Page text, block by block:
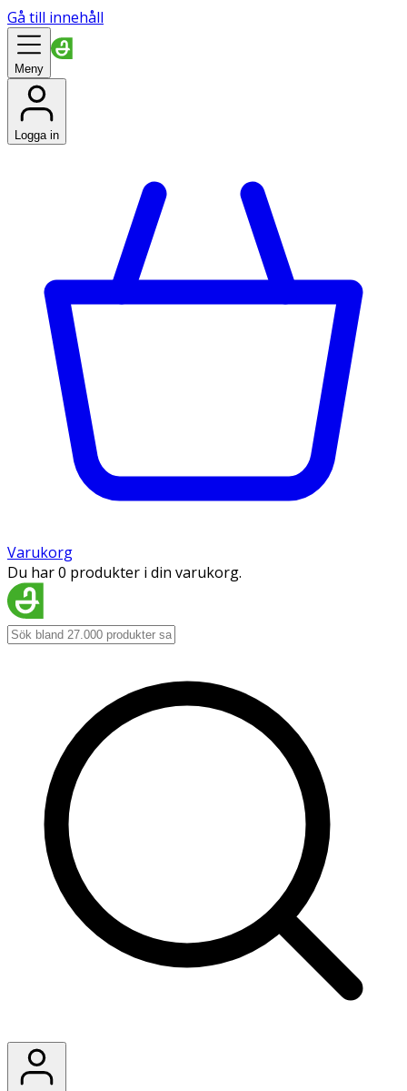
Gå till innehåll
Meny
Logga in
Varukorg
Du har 0 produkter i din varukorg.